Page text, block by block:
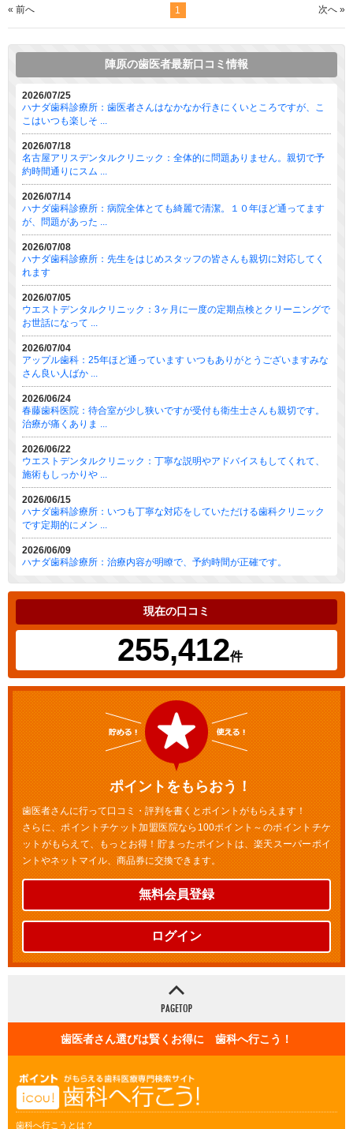
« 前へ 1 次へ »
陣原の歯医者最新口コミ情報
2026/07/25
ハナダ歯科診療所：歯医者さんはなかなか行きにくいところですが、こ
こはいつも楽しそ ...
2026/07/18
名古屋アリスデンタルクリニック：全体的に問題ありません。親切で予
約時間通りにスム ...
2026/07/14
ハナダ歯科診療所：病院全体とても綺麗で清潔。１０年ほど通ってます
が、問題があった ...
2026/07/08
ハナダ歯科診療所：先生をはじめスタッフの皆さんも親切に対応してく
れます
2026/07/05
ウエストデンタルクリニック：3ヶ月に一度の定期点検とクリーニングで
お世話になって ...
2026/07/04
アップル歯科：25年ほど通っています いつもありがとうございますみな
さん良い人ばか ...
2026/06/24
春藤歯科医院：待合室が少し狭いですが受付も衛生士さんも親切です。
治療が痛くありま ...
2026/06/22
ウエストデンタルクリニック：丁寧な説明やアドバイスもしてくれて、
施術もしっかりや ...
2026/06/15
ハナダ歯科診療所：いつも丁寧な対応をしていただける歯科クリニック
です定期的にメン ...
2026/06/09
ハナダ歯科診療所：治療内容が明瞭で、予約時間が正確です。
現在の口コミ
255,412件
ポイントをもらおう！
歯医者さんに行って口コミ・評判を書くとポイントがもらえます！
さらに、ポイントチケット加盟医院なら100ポイント～のポイントチケ
ットがもらえて、もっとお得！貯まったポイントは、楽天スーパーポイ
ントやネットマイル、商品券に交換できます。
無料会員登録
ログイン
歯医者さん選びは賢くお得に 歯科へ行こう！
歯科へ行こうとは？